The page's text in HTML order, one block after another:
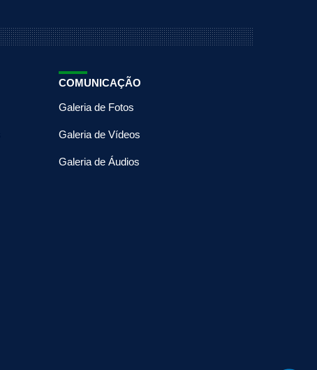
COMUNICAÇÃO
Galeria de Fotos
Galeria de Vídeos
Galeria de Áudios